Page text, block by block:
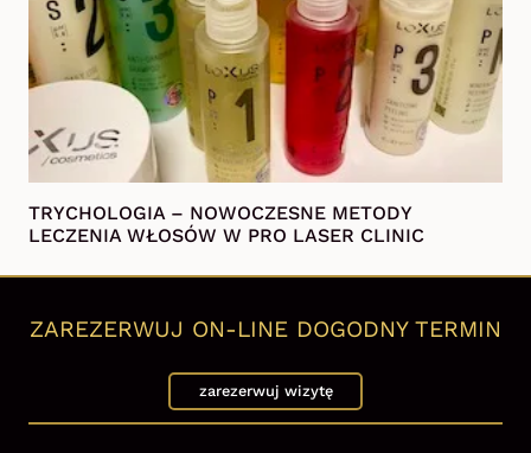
TRYCHOLOGIA – NOWOCZESNE METODY
LECZENIA WŁOSÓW W PRO LASER CLINIC
ZAREZERWUJ ON-LINE DOGODNY TERMIN
zarezerwuj wizytę